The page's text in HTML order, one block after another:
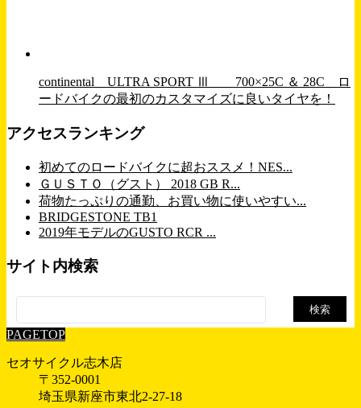
continental ULTRA SPORT Ⅲ 700×25C ＆ 28C ロ
ードバイクの最初のカスタマイズに良いタイヤを！
アクセスランキング
初めてのロードバイクに超おススメ！NES...
ＧＵＳＴＯ（グスト） 2018 GB R...
荷物たっぷりの通勤、お買い物に使いやすい...
BRIDGESTONE TB1
2019年モデルのGUSTO RCR ...
サイト内検索
索:
PAGETOP
セオサイクル志木店
〒352-0001
埼玉県新座市東北2-27-18